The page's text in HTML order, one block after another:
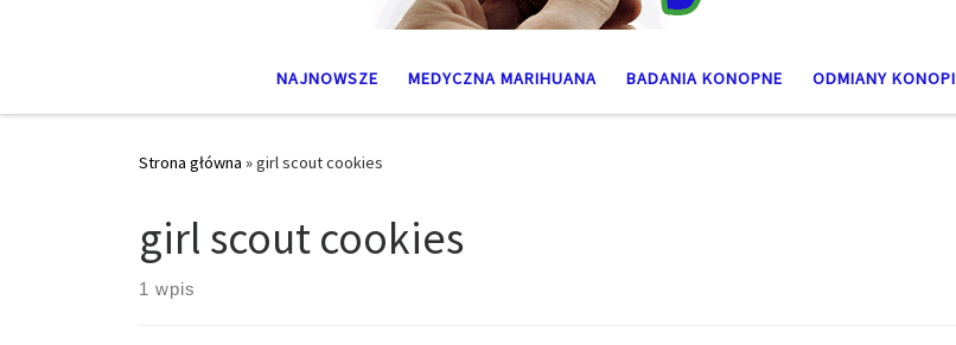
NAJNOWSZE MEDYCZNA MARIHUANA BADANIA KONOPNE ODMIANY KONOPI
Strona główna »girl scout cookies
girl scout cookies
1 wpis